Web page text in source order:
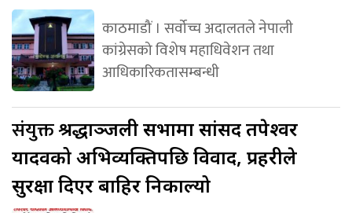
काठमाडौं । सर्वोच्च अदालतले नेपाली
कांग्रेसको विशेष महाधिवेशन तथा
आधिकारिकतासम्बन्धी
संयुक्तश्रद्धाञ्जली सभामा सांसद तपेश्वर
यादवको अभिव्यक्तिपछि विवाद, प्रहरीले
सुरक्षा दिएर बाहिर निकाल्यो